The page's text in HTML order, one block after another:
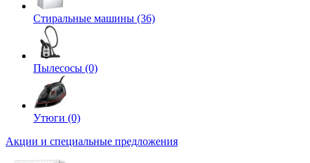
Стиральные машины (36)
Пылесосы (0)
Утюги (0)
Акции и специальные предложения